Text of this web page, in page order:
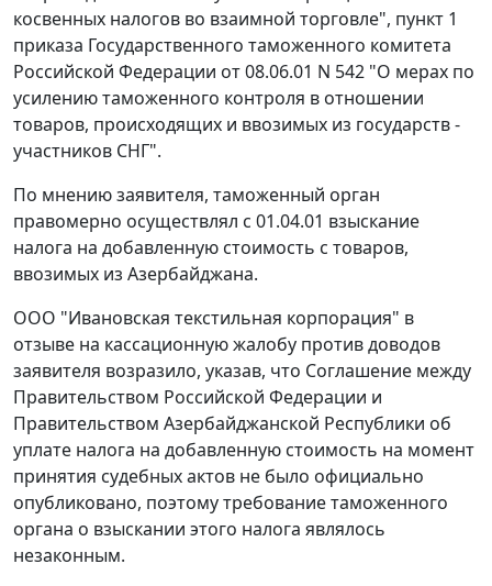
косвенных налогов во взаимной торговле", пункт 1
приказа Государственного таможенного комитета
Российской Федерации от 08.06.01 N 542 "О мерах по
усилению таможенного контроля в отношении
товаров, происходящих и ввозимых из государств -
участников СНГ".
По мнению заявителя, таможенный орган
правомерно осуществлял с 01.04.01 взыскание
налога на добавленную стоимость с товаров,
ввозимых из Азербайджана.
ООО "Ивановская текстильная корпорация" в
отзыве на кассационную жалобу против доводов
заявителя возразило, указав, что Соглашение между
Правительством Российской Федерации и
Правительством Азербайджанской Республики об
уплате налога на добавленную стоимость на момент
принятия судебных актов не было официально
опубликовано, поэтому требование таможенного
органа о взыскании этого налога являлось
незаконным.